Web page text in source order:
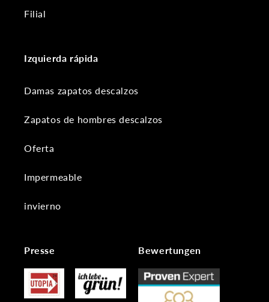
Filial
Izquierda rápida
Damas zapatos descalzos
Zapatos de hombres descalzos
Oferta
Impermeable
invierno
Presse Bewertungen